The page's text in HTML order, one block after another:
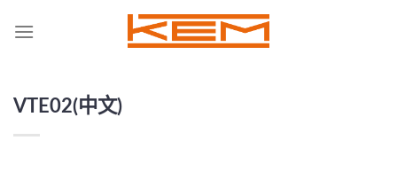
VTE02(中文)